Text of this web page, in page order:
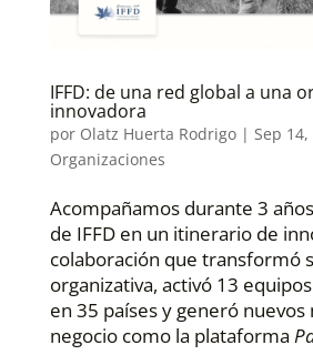
IFFD: de una red global a una
innovadora
por Olatz Huerta Rodrigo| Sep 14,
Organizaciones
Acompañamos durante 3
de IFFD en un itinerario de
colaboración que transformó
organizativa, activó 13
en 35 países y generó
negocio como la plataforma